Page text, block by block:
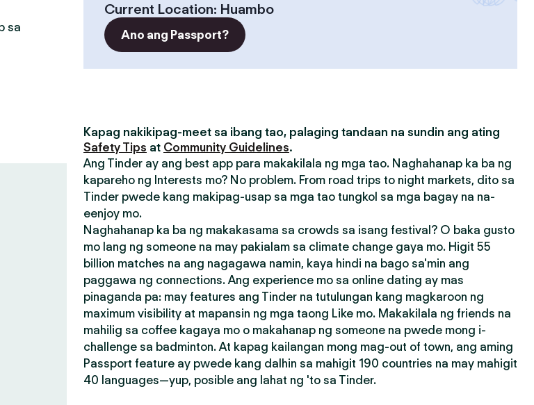
sa
Current Location: Huambo
Ano ang Passport?
Kapag nakikipag-meet sa ibang tao, palaging tandaan na sundin ang ating
Safety Tips at Community Guidelines.
Ang Tinder ay ang best app para makakilala ng mga tao. Naghahanap ka ba ng
kapareho ng Interests mo? No problem. From road trips to night markets, dito sa
Tinder pwede kang makipag-usap sa mga tao tungkol sa mga bagay na na-
eenjoy mo.
Naghahanap ka ba ng makakasama sa crowds sa isang festival? O baka gusto
mo lang ng someone na may pakialam sa climate change gaya mo. Higit 55
billion matches na ang nagagawa namin, kaya hindi na bago sa'min ang
paggawa ng connections. Ang experience mo sa online dating ay mas
pinaganda pa: may features ang Tinder na tutulungan kang magkaroon ng
maximum visibility at mapansin ng mga taong Like mo. Makakilala ng friends na
mahilig sa coffee kagaya mo o makahanap ng someone na pwede mong i-
challenge sa badminton. At kapag kailangan mong mag-out of town, ang aming
Passport feature ay pwede kang dalhin sa mahigit 190 countries na may mahigit
40 languages—yup, posible ang lahat ng 'to sa Tinder.